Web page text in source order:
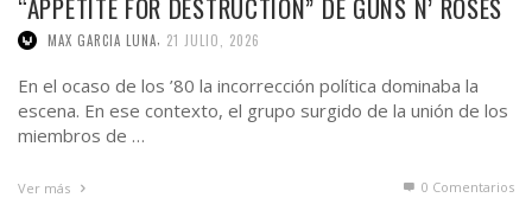
“APPETITE FOR DESTRUCTION” DE GUNS N’ ROSES
MAX GARCIA LUNA 21 JULIO, 2026
En el ocaso de los ’80 la incorrección política dominaba la
escena. En ese contexto, el grupo surgido de la unión de los
miembros de …
Ver más 0 Comentarios